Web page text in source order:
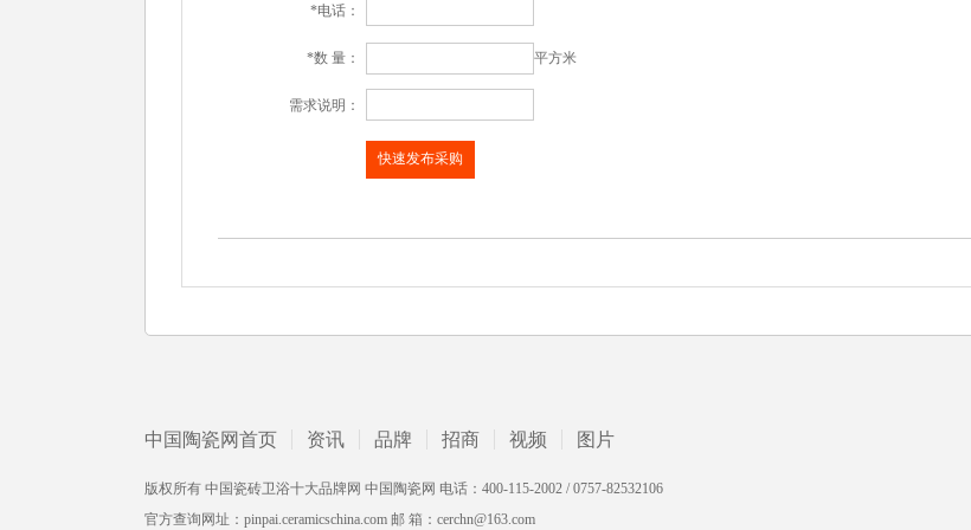
*电话：
*数 量： 平方米
需求说明：
中国陶瓷网首页 资讯 品牌 招商 视频 图片
版权所有 中国瓷砖卫浴十大品牌网 中国陶瓷网 电话：400-115-2002 / 0757-82532106
官方查询网址：pinpai.ceramicschina.com 邮 箱：cerchn@163.com